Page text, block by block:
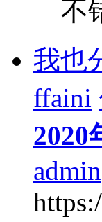
不
我也
ffaini
2020
admin